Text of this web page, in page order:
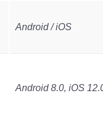
Android / iOS
Android 8.0, iOS